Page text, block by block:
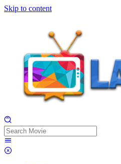
Skip to content